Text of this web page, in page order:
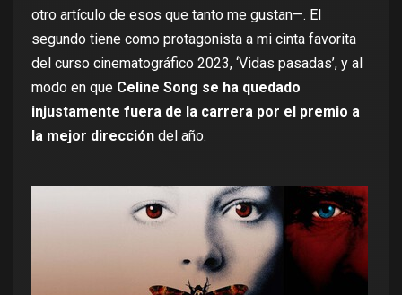
otro artículo de esos que tanto me gustan—. El
segundo tiene como protagonista a mi cinta favorita
del curso cinematográfico 2023, ‘Vidas pasadas’, y al
modo en que Celine Song se ha quedado
injustamente fuera de la carrera por el premio a
la mejor dirección del año.